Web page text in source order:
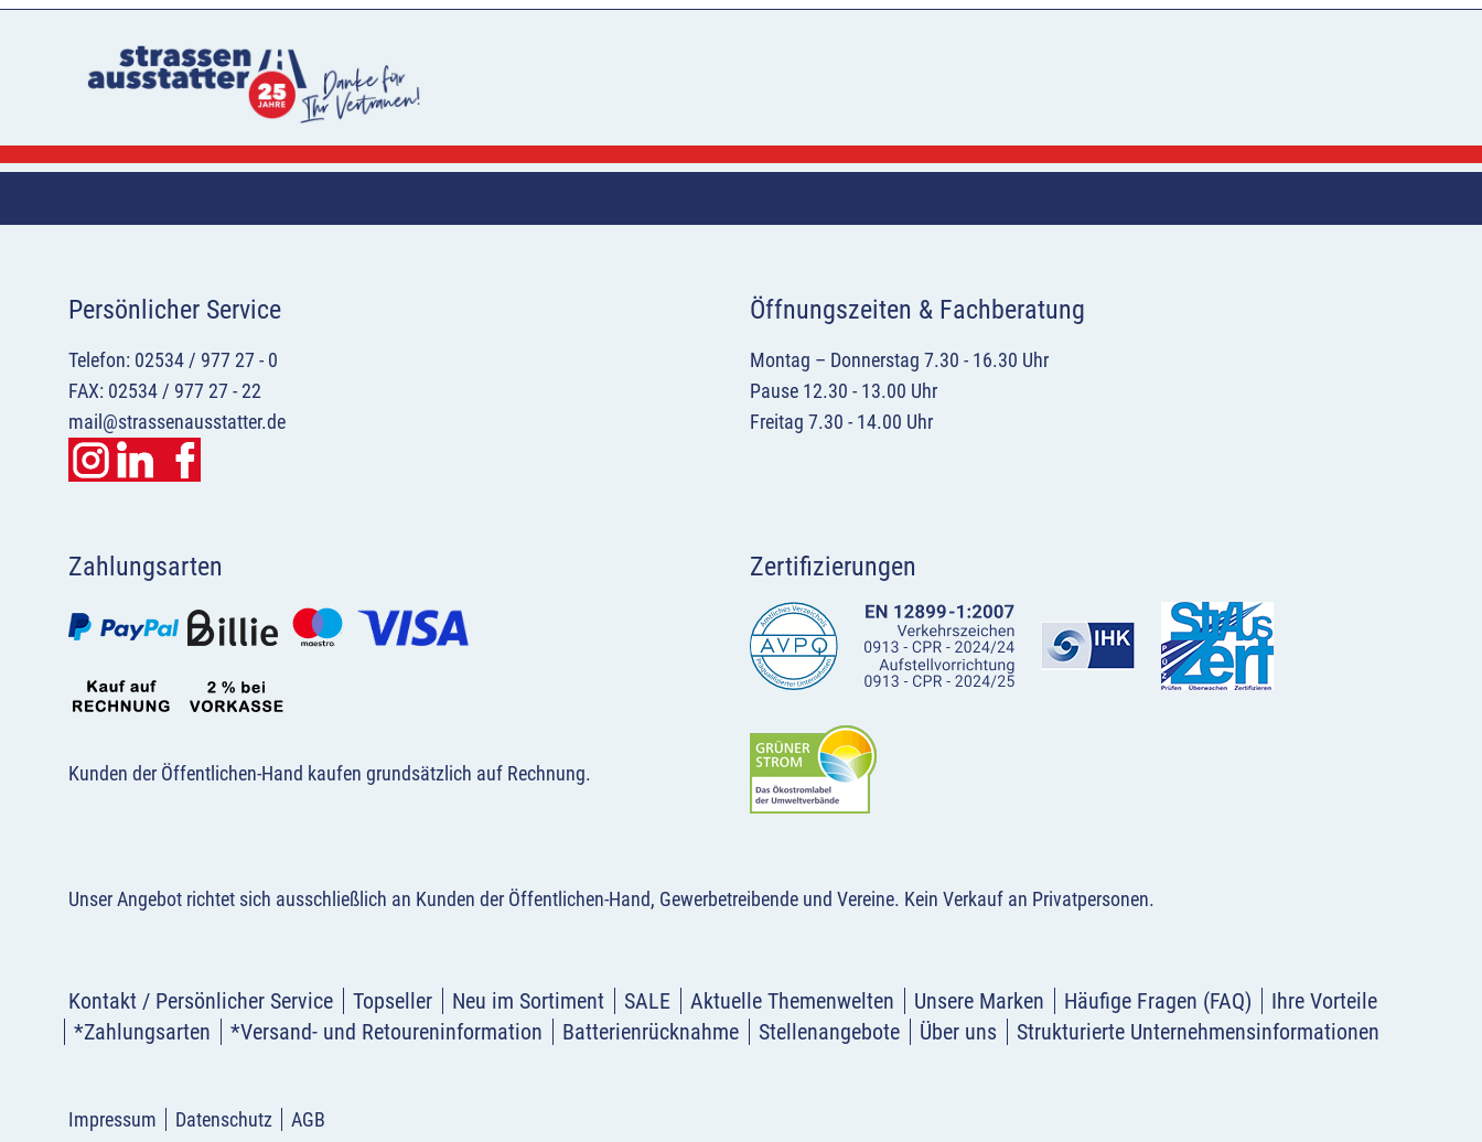
Persönlicher Service
Telefon: 02534 / 977 27 - 0
FAX: 02534 / 977 27 - 22
mail@strassenausstatter.de
Öffnungszeiten & Fachberatung
Montag – Donnerstag 7.30 - 16.30 Uhr
Pause 12.30 - 13.00 Uhr
Freitag 7.30 - 14.00 Uhr
Zahlungsarten
Kunden der Öffentlichen-Hand kaufen grundsätzlich auf Rechnung.
Zertifizierungen
Unser Angebot richtet sich ausschließlich an Kunden der Öffentlichen-Hand, Gewerbetreibende und Vereine. Kein Verkauf an Privatpersonen.
Kontakt / Persönlicher Service Topseller Neu im Sortiment SALE Aktuelle Themenwelten Unsere Marken Häufige Fragen (FAQ)
Ihre Vorteile
*Zahlungsarten
*Versand- und Retoureninformation Batterienrücknahme Stellenangebote Über uns Strukturierte Unternehmensinformationen
Impressum Datenschutz AGB